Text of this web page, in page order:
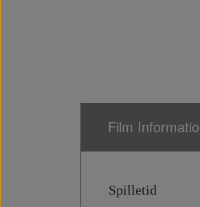
Film
Spilletid